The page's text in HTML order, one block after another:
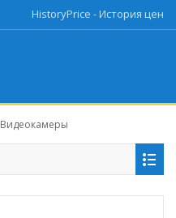
HistoryPrice - История цен
Видеокамеры